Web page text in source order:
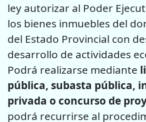
ley autorizar al Poder
los bienes inmuebles del
del Estado Provincial con
desarrollo de actividades
Podrá realizarse mediante
pública, subasta pública,
privada o concurso de
podrá recurrirse al